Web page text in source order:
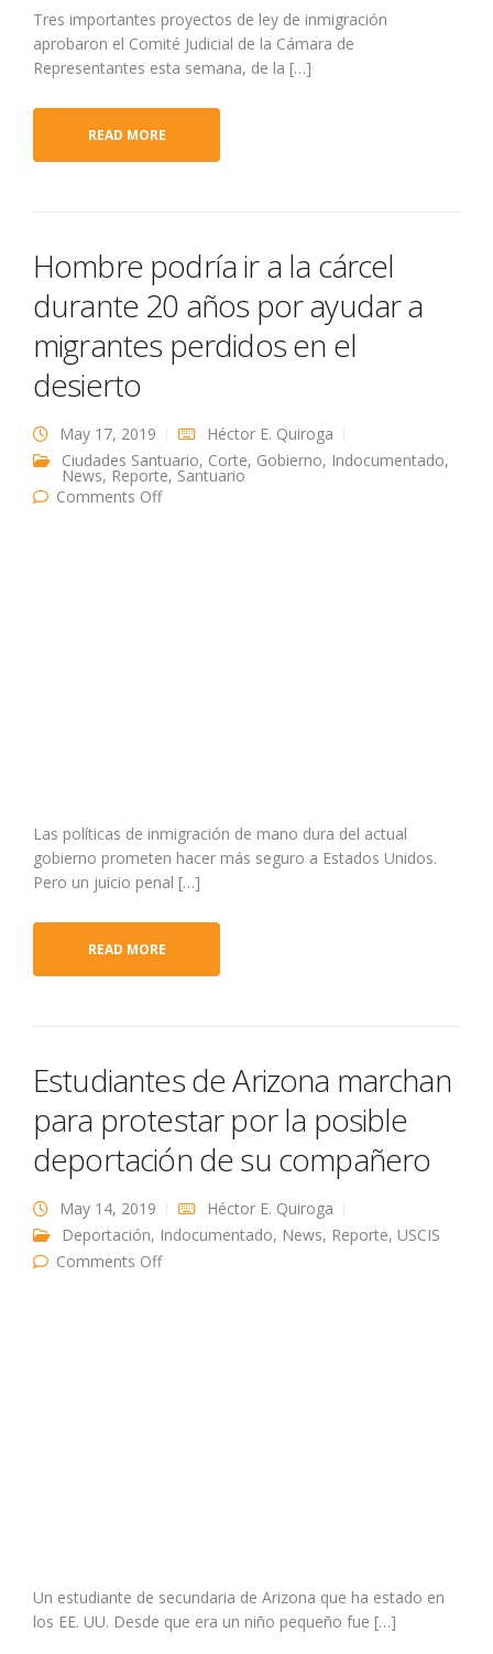
Tres importantes proyectos de ley de inmigración
aprobaron el Comité Judicial de la Cámara de
Representantes esta semana, de la […]
READ MORE
Hombre podría ir a la cárcel
durante 20 años por ayudar a
migrantes perdidos en el
desierto
May 17, 2019
Héctor E. Quiroga
Ciudades Santuario, Corte, Gobierno, Indocumentado,
News, Reporte, Santuario
Comments Offon Hombre podría ir a la cárcel durante 20
Las políticas de inmigración de mano dura del actual
gobierno prometen hacer más seguro a Estados Unidos.
Pero un juicio penal […]
READ MORE
Estudiantes de Arizona marchan
para protestar por la posible
deportación de su compañero
May 14, 2019
Héctor E. Quiroga
Deportación, Indocumentado, News, Reporte, USCIS
Comments Offon Estudiantes de Arizona marchan para
Un estudiante de secundaria de Arizona que ha estado en
los EE. UU. Desde que era un niño pequeño fue […]